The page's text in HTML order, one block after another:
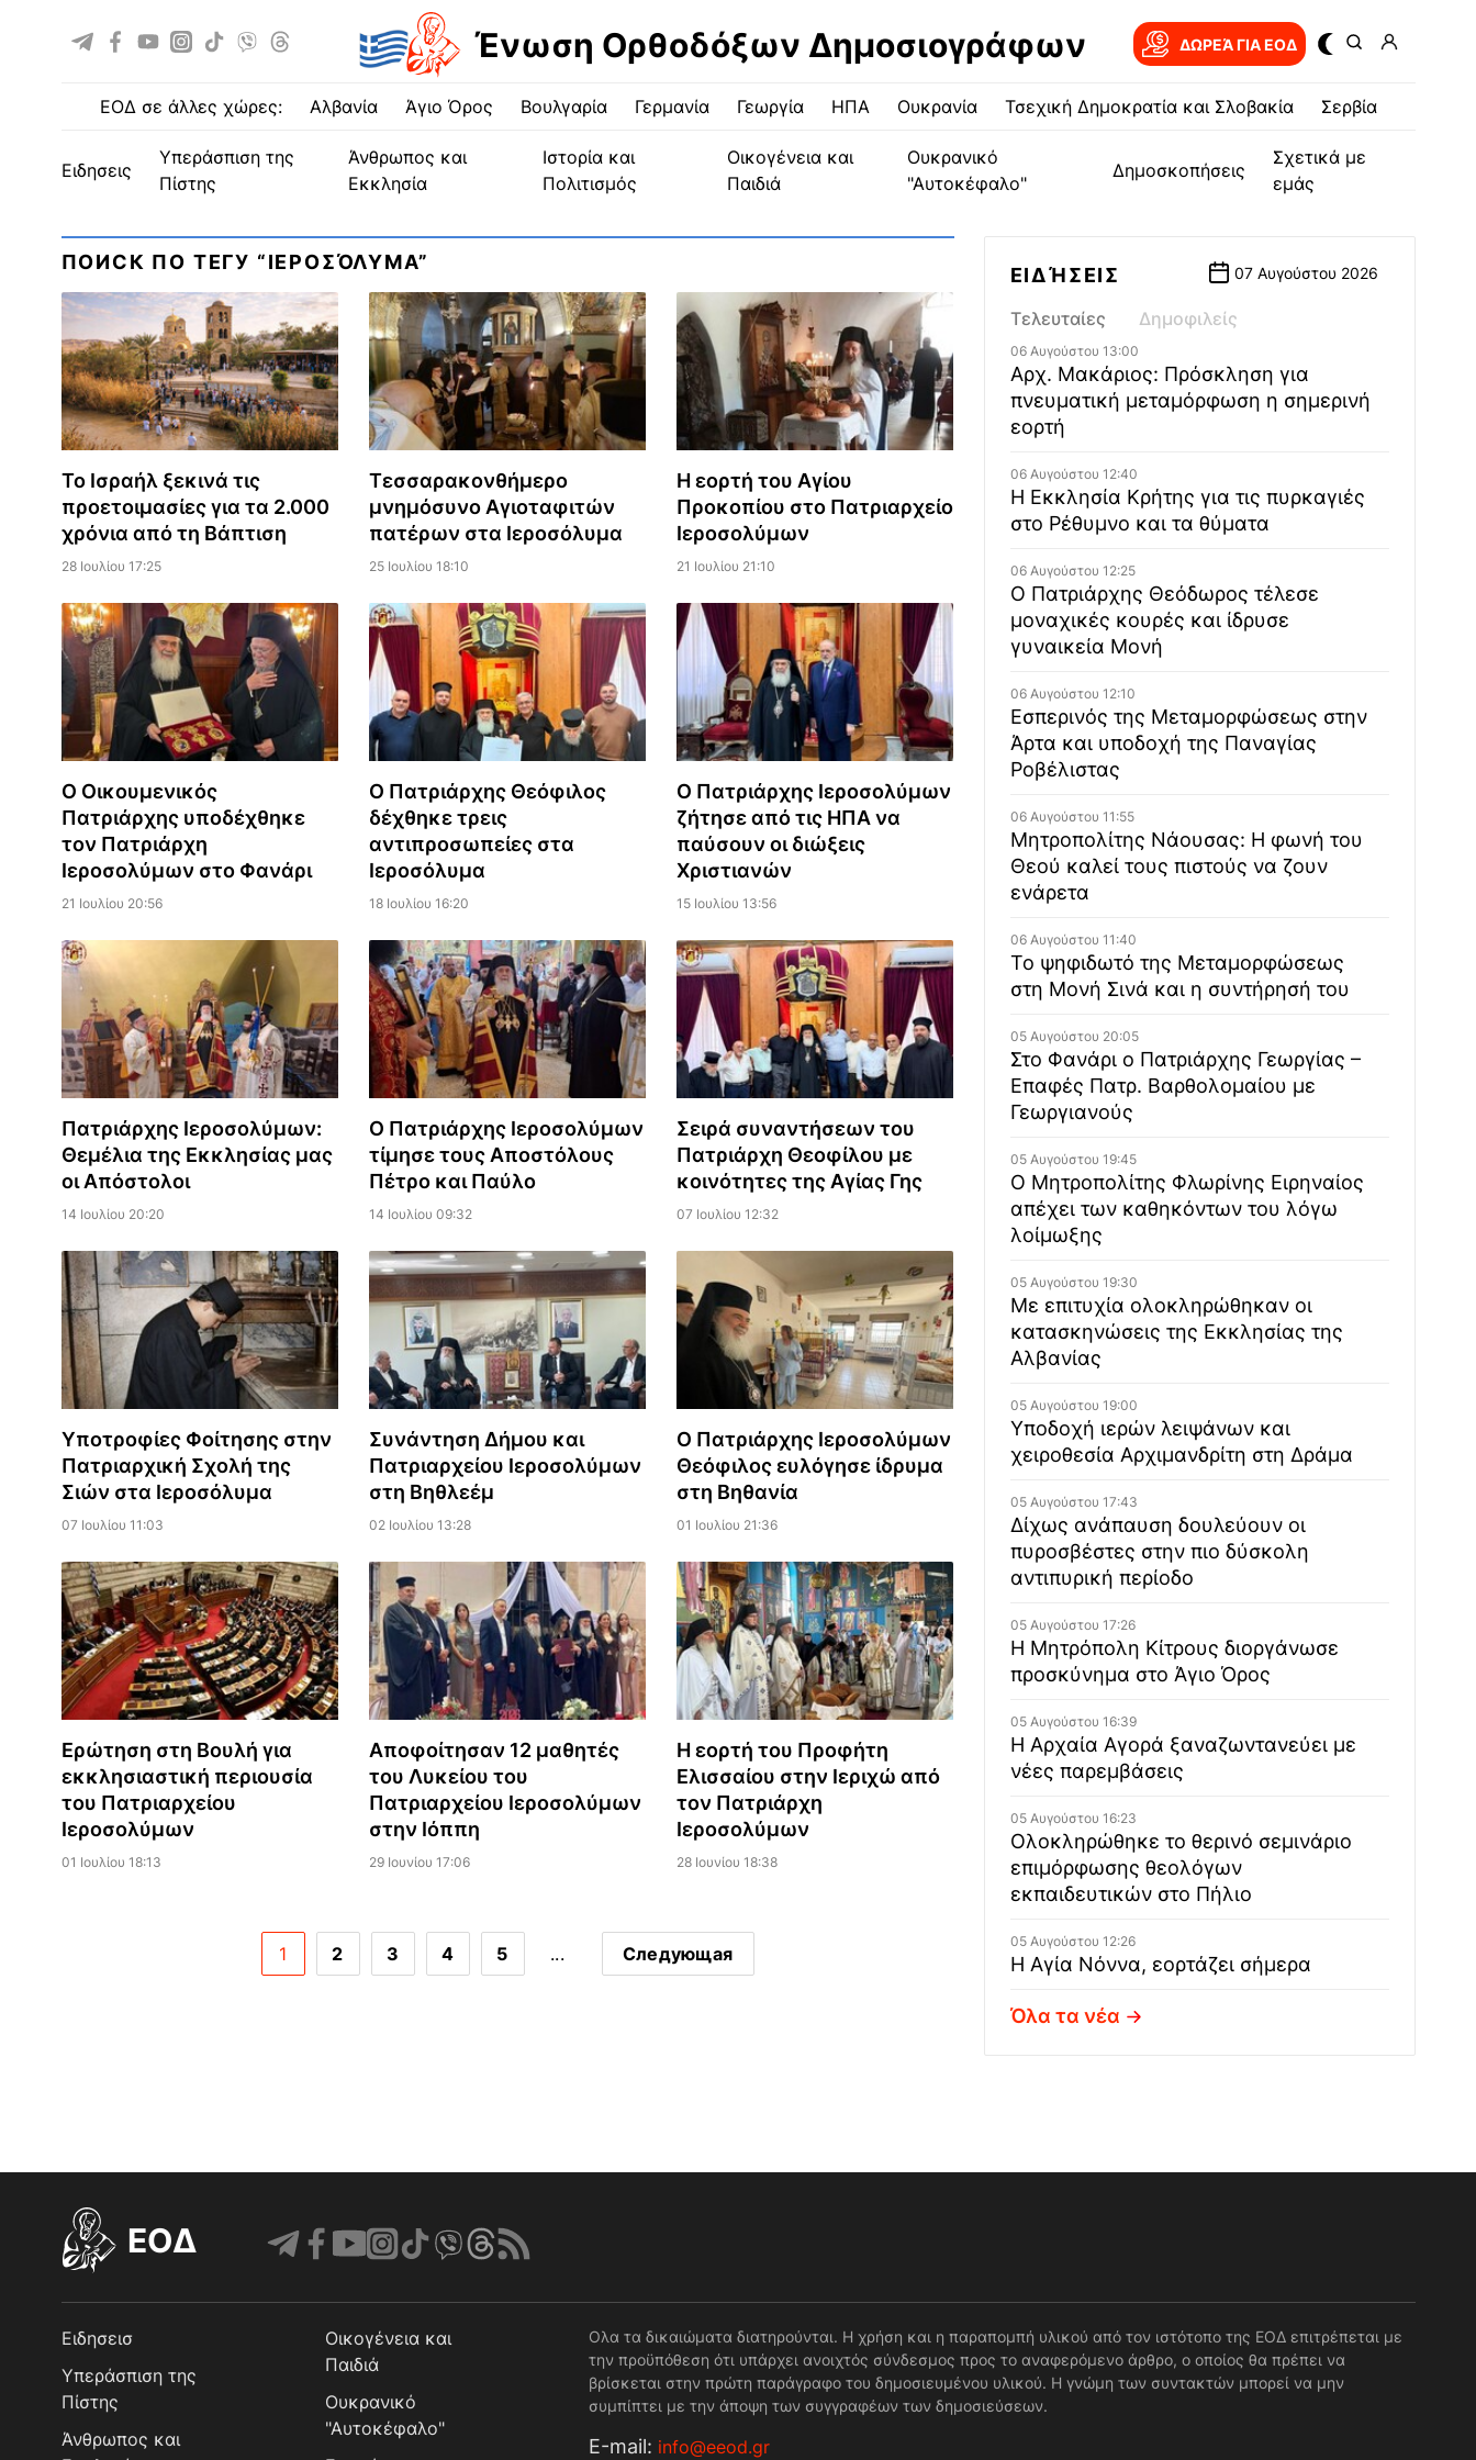
Ένωση Ορθοδόξων Δημοσιογράφων ΔΩΡΕΆ ΓΙΑ EOΔ
ΕΟΔ σε άλλες χώρες: Αλβανία Άγιο Όρος Βουλγαρία Γερμανία Γεωργία ΗΠΑ Ουκρανία Τσεχική Δημοκρατία και Σλοβακία Σερβία
ειδησεις
Υπεράσπιση της
Πίστης
Άνθρωπος και
Εκκλησία
Ιστορία και
Πολιτισμός
Οικογένεια και
Παιδιά
Ουκρανικό
"Αυτοκέφαλο"
Δημοσκοπήσεις
Σχετικά με
εμάς
ПОИСК ПО ТЕГУ “ΙΕΡΟΣΌΛΥΜΑ”
Το Ισραήλ ξεκινά τις
προετοιμασίες για τα 2.000
χρόνια από τη Βάπτιση
28 Ιουλίου 17:25
Τεσσαρακονθήμερο
μνημόσυνο Αγιοταφιτών
πατέρων στα Ιεροσόλυμα
25 Ιουλίου 18:10
Η εορτή του Αγίου
Προκοπίου στο Πατριαρχείο
Ιεροσολύμων
21 Ιουλίου 21:10
Ο Οικουμενικός
Πατριάρχης υποδέχθηκε
τον Πατριάρχη
Ιεροσολύμων στο Φανάρι
21 Ιουλίου 20:56
Ο Πατριάρχης Θεόφιλος
δέχθηκε τρεις
αντιπροσωπείες στα
Ιεροσόλυμα
18 Ιουλίου 16:20
Ο Πατριάρχης Ιεροσολύμων
ζήτησε από τις ΗΠΑ να
παύσουν οι διώξεις
Χριστιανών
15 Ιουλίου 13:56
Πατριάρχης Ιεροσολύμων:
Θεμέλια της Εκκλησίας μας
οι Απόστολοι
14 Ιουλίου 20:20
Ο Πατριάρχης Ιεροσολύμων
τίμησε τους Αποστόλους
Πέτρο και Παύλο
14 Ιουλίου 09:32
Σειρά συναντήσεων του
Πατριάρχη Θεοφίλου με
κοινότητες της Αγίας Γης
07 Ιουλίου 12:32
Υποτροφίες Φοίτησης στην
Πατριαρχική Σχολή της
Σιών στα Ιεροσόλυμα
07 Ιουλίου 11:03
Συνάντηση Δήμου και
Πατριαρχείου Ιεροσολύμων
στη Βηθλεέμ
02 Ιουλίου 13:28
Ο Πατριάρχης Ιεροσολύμων
Θεόφιλος ευλόγησε ίδρυμα
στη Βηθανία
01 Ιουλίου 21:36
Ερώτηση στη Βουλή για
εκκλησιαστική περιουσία
του Πατριαρχείου
Ιεροσολύμων
01 Ιουλίου 18:13
Αποφοίτησαν 12 μαθητές
του Λυκείου του
Πατριαρχείου Ιεροσολύμων
στην Ιόππη
29 Ιουνίου 17:06
Η εορτή του Προφήτη
Ελισσαίου στην Ιεριχώ από
τον Πατριάρχη
Ιεροσολύμων
28 Ιουνίου 18:38
1 2 3 4 5 ... Следующая
ΕΙΔΉΣΕΙΣ 07 Αυγούστου 2026
Τελευταίες Δημοφιλείς
06 Αυγούστου 13:00
Αρχ. Μακάριος: Πρόσκληση για
πνευματική μεταμόρφωση η σημερινή
εορτή
06 Αυγούστου 12:40
Η Εκκλησία Κρήτης για τις πυρκαγιές
στο Ρέθυμνο και τα θύματα
06 Αυγούστου 12:25
Ο Πατριάρχης Θεόδωρος τέλεσε
μοναχικές κουρές και ίδρυσε
γυναικεία Μονή
06 Αυγούστου 12:10
Εσπερινός της Μεταμορφώσεως στην
Άρτα και υποδοχή της Παναγίας
Ροβέλιστας
06 Αυγούστου 11:55
Μητροπολίτης Νάουσας: Η φωνή του
Θεού καλεί τους πιστούς να ζουν
ενάρετα
06 Αυγούστου 11:40
Το ψηφιδωτό της Μεταμορφώσεως
στη Μονή Σινά και η συντήρησή του
05 Αυγούστου 20:05
Στο Φανάρι ο Πατριάρχης Γεωργίας –
Επαφές Πατρ. Βαρθολομαίου με
Γεωργιανούς
05 Αυγούστου 19:45
Ο Μητροπολίτης Φλωρίνης Ειρηναίος
απέχει των καθηκόντων του λόγω
λοίμωξης
05 Αυγούστου 19:30
Με επιτυχία ολοκληρώθηκαν οι
κατασκηνώσεις της Εκκλησίας της
Αλβανίας
05 Αυγούστου 19:00
Υποδοχή ιερών λειψάνων και
χειροθεσία Αρχιμανδρίτη στη Δράμα
05 Αυγούστου 17:43
Δίχως ανάπαυση δουλεύουν οι
πυροσβέστες στην πιο δύσκολη
αντιπυρική περίοδο
05 Αυγούστου 17:26
Η Μητρόπολη Κίτρους διοργάνωσε
προσκύνημα στο Άγιο Όρος
05 Αυγούστου 16:39
Η Αρχαία Αγορά ξαναζωντανεύει με
νέες παρεμβάσεις
05 Αυγούστου 16:23
Ολοκληρώθηκε το θερινό σεμινάριο
επιμόρφωσης θεολόγων
εκπαιδευτικών στο Πήλιο
05 Αυγούστου 12:26
Η Αγία Νόννα, εορτάζει σήμερα
Όλα τα νέα
EOΔ
Ειδησεισ
Υπεράσπιση της
Πίστης
Άνθρωπος και
Οικογένεια και
Παιδιά
Ουκρανικό
"Αυτοκέφαλο"
Ολα τα δικαιώματα διατηρούνται. Η χρήση και η παραπομπή υλικού από τον ιστότοπο της ΕΟΔ επιτρέπεται με
την προϋπόθεση ότι υπάρχει ανοιχτός σύνδεσμος προς το αναφερόμενο άρθρο, ο οποίος θα πρέπει να
βρίσκεται στην πρώτη παράγραφο του δημοσιευμένου υλικού. Η γνώμη των συντακτών μπορεί να μην
συμπίπτει με την άποψη των συγγραφέων των δημοσιεύσεων.
Е-mail: info@eeod.gr